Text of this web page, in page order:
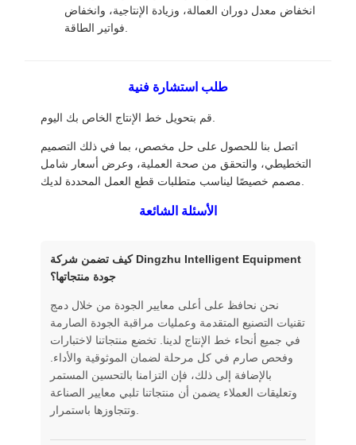
انخفاض معدل دوران العمالة، وزيادة الإنتاجية، وانخفاض
طلب استشارة فنية
اتصل بنا للحصول على حل مخصص، بما في ذلك التصميم
التخطيطي، والتحقق من صحة العملية، وعرض أسعار شامل
الأسئلة الشائعة
كيف تضمن شركة Dingzhu Intelligent Equipment
جودة منتجاتها؟
نحن نحافظ على أعلى معايير الجودة من خلال دمج
تقنيات التصنيع المتقدمة وعمليات مراقبة الجودة الصارمة
في جميع أنحاء خط الإنتاج لدينا. تخضع منتجاتنا لاختبارات
وفحص صارم في كل مرحلة لضمان الموثوقية والأداء.
بالإضافة إلى ذلك، فإن التزامنا بالتحسين المستمر
وتعليقات العملاء يضمن أن منتجاتنا تلبي معايير الصناعة